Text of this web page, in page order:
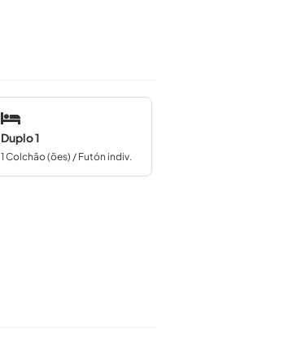
Duplo 1
1 Colchão (ões) / Futón indiv.